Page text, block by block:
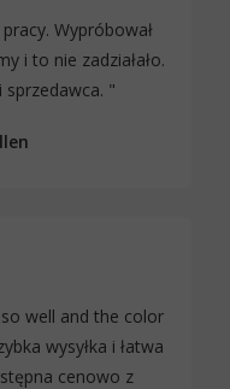
Wypróbował
i to nie zadziałało.
"
well and the color
wysyłka i łatwa
cenowo z